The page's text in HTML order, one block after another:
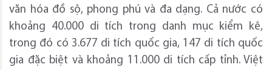
văn hóa đồ sộ, phong phú và đa dạng. Cả nước có
khoảng 40.000 di tích trong danh mục kiểm kê,
trong đó có 3.677 di tích quốc gia, 147 di tích quốc
gia đặc biệt và khoảng 11.000 di tích cấp tỉnh. Việt